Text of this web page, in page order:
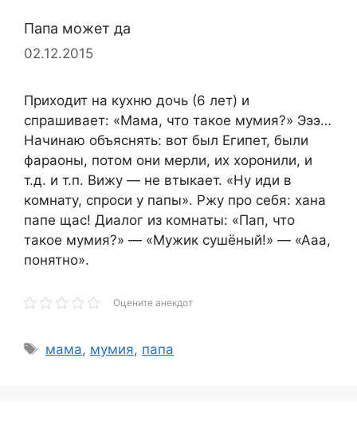
Папа может да
02.12.2015
Приходит на кухню дочь (6 лет) и
спрашивает: «Мама, что такое мумия?» Эээ…
Начинаю объяснять: вот был Египет, были
фараоны, потом они мерли, их хоронили, и
т.д. и т.п. Вижу — не втыкает. «Ну иди в
комнату, спроси у папы». Ржу про себя: хана
папе щас! Диалог из комнаты: «Пап, что
такое мумия?» — «Мужик сушёный!» — «Ааа,
понятно».
Оцените анекдот
Метки
мама, мумия, папа